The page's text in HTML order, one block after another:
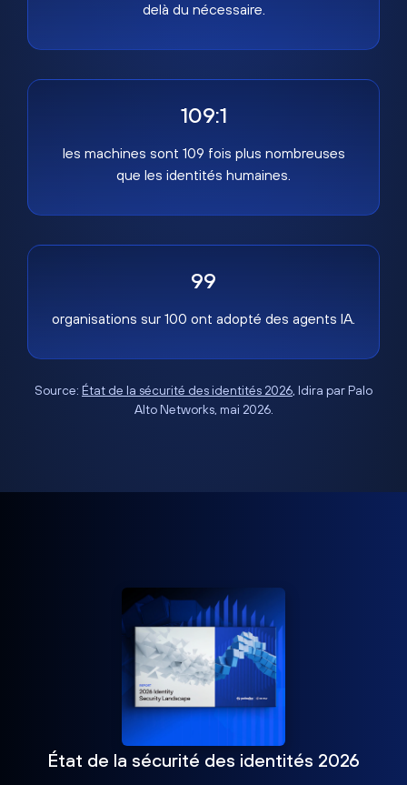
delà du nécessaire.
109:1
les machines sont 109 fois plus nombreuses
que les identités humaines.
99
organisations sur 100 ont adopté des agents IA.
Source: État de la sécurité des identités 2026, Idira par Palo
Alto Networks, mai 2026.
État de la sécurité des identités 2026